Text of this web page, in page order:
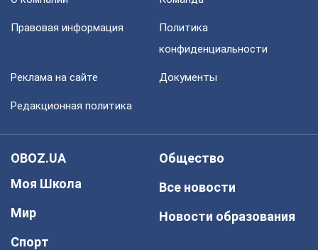
Правовая информация
Политика
конфиденциальности
Реклама на сайте Документы
Редакционная политика
OBOZ.UA
Моя Школа
Мир
Спорт
Общество
Все новости
Новости образования